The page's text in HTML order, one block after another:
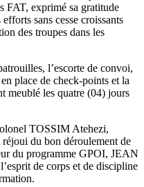
FAT, exprimé sa gratitude
sans cesse croissants
des troupes dans les
l’escorte de convoi,
place de check-points et la
meublé les quatre (04) jours
TOSSIM Atehezi,
réjoui du bon déroulement de
du programme GPOI, JEAN
de corps et de discipline